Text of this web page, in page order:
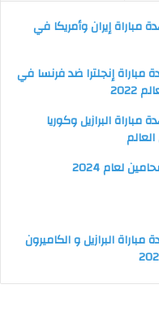
إيران وأمريكا في
إنجلترا ضد فرنسا في
البرازيل وكوريا
لعام 2024
البرازيل و الكاميرون